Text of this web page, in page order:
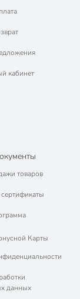
кабинет
товаров
Карты
данных